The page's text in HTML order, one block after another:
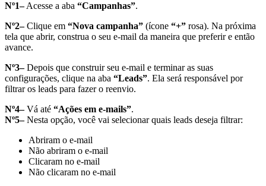
Nº1–Acesse a aba “Campanhas”.
Nº2–Clique em “Nova campanha” (ícone “+” rosa). Na próxima
tela que abrir, construa o seu e-mail da maneira que preferir e então
avance.
Nº3–Depois que construir seu e-mail e terminar as suas
configurações, clique na aba “Leads”. Ela será responsável por
filtrar os leads para fazer o reenvio.
Nº4–Vá até “Ações em e-mails”.
Nº5–Nesta opção, você vai selecionar quais leads deseja filtrar:
Abriram o e-mail
Não abriram o e-mail
Clicaram no e-mail
Não clicaram no e-mail